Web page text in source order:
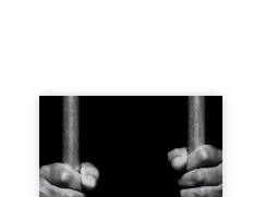
« Une nuit suffit
parfois pour briser
une famille… mais
certaines fidélités